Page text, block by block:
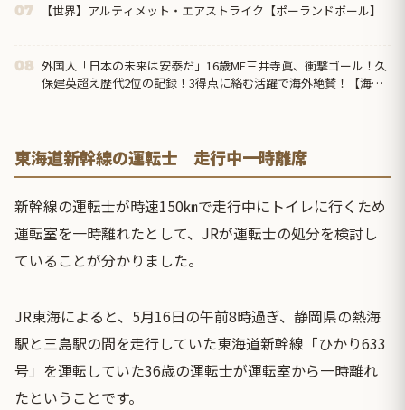
07 【世界】アルティメット・エアストライク【ポーランドボール】
08 外国人「日本の未来は安泰だ」16歳MF三井寺眞、衝撃ゴール！久
保建英超え歴代2位の記録！3得点に絡む活躍で海外絶賛！【海外
東海道新幹線の運転士 走行中一時離席
新幹線の運転士が時速150㎞で走行中にトイレに行くため
運転室を一時離れたとして、JRが運転士の処分を検討し
ていることが分かりました。
JR東海によると、5月16日の午前8時過ぎ、静岡県の熱海
駅と三島駅の間を走行していた東海道新幹線「ひかり633
号」を運転していた36歳の運転士が運転室から一時離れ
たということです。